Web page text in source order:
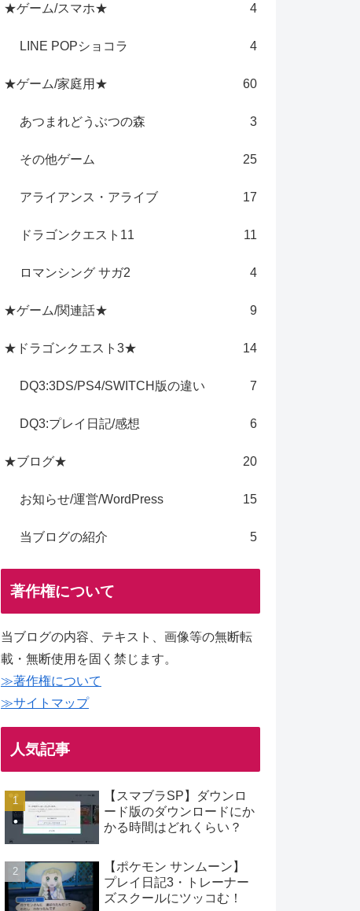
★ゲーム/スマホ★ 4
LINE POPショコラ 4
★ゲーム/家庭用★ 60
あつまれどうぶつの森 3
その他ゲーム 25
アライアンス・アライブ 17
ドラゴンクエスト11 11
ロマンシング サガ2 4
★ゲーム/関連話★ 9
★ドラゴンクエスト3★ 14
DQ3:3DS/PS4/SWITCH版の違い 7
DQ3:プレイ日記/感想 6
★ブログ★ 20
お知らせ/運営/WordPress 15
当ブログの紹介 5
著作権について
当ブログの内容、テキスト、画像等の無断転
載・無断使用を固く禁じます。
≫著作権について
≫サイトマップ
人気記事
【スマブラSP】ダウンロ
ード版のダウンロードにか
かる時間はどれくらい？
【ポケモン サンムーン】
プレイ日記3・トレーナー
ズスクールにツッコむ！